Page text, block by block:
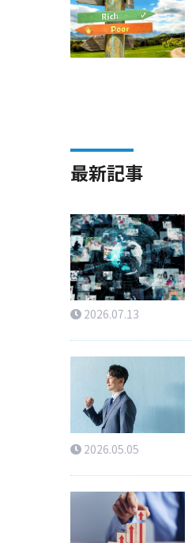
最新記事
2026.07.13
2026.05.05